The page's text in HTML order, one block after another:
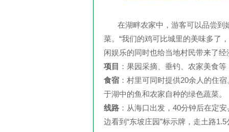
在湖畔农家中，游客可以品尝到
菜。“我们的鸡可比城里的美味多了
闲娱乐的同时也给当地村民带来了经
项目 ：果园采摘、垂钓、农家美食等
食宿 ：村里可同时提供20余人的住
于湖中的鱼和农家自种的绿色蔬菜。
线路 ：从海口出发，40分钟后在定
边看到“东坡庄园”标示牌，走土路